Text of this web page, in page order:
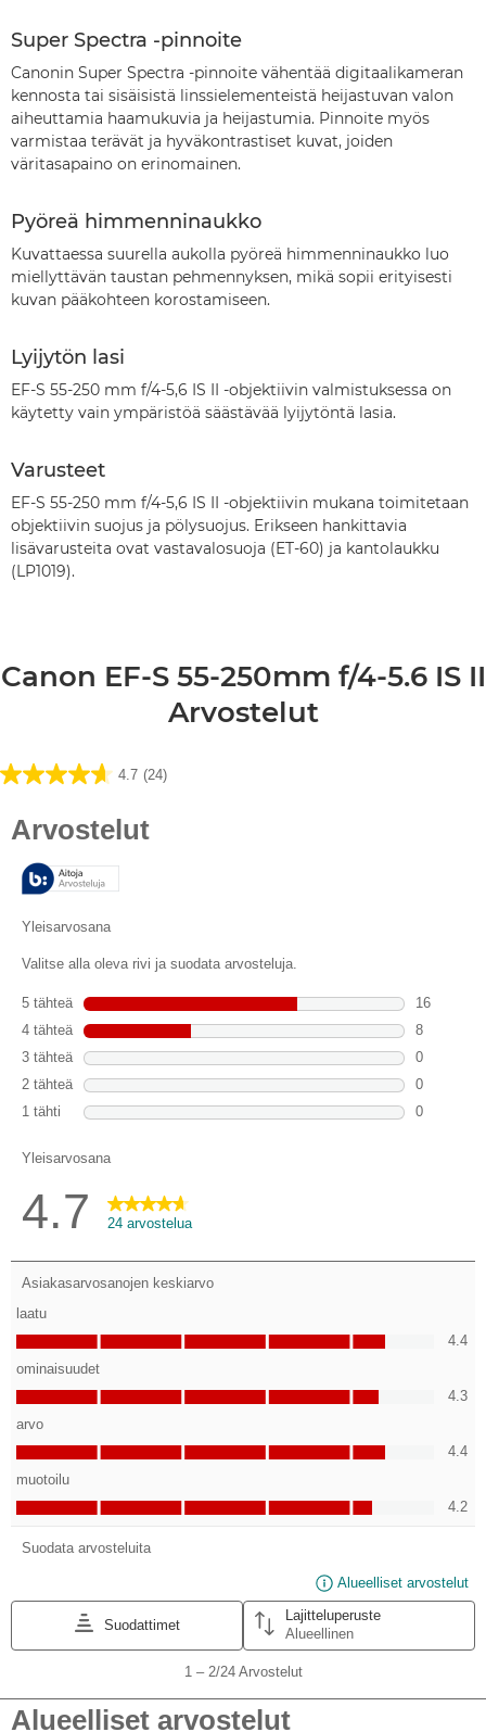
Super Spectra -pinnoite
Canonin Super Spectra -pinnoite vähentää digitaalikameran
kennosta tai sisäisistä linssielementeistä heijastuvan valon
aiheuttamia haamukuvia ja heijastumia. Pinnoite myös
varmistaa terävät ja hyväkontrastiset kuvat, joiden
väritasapaino on erinomainen.
Pyöreä himmenninaukko
Kuvattaessa suurella aukolla pyöreä himmenninaukko luo
miellyttävän taustan pehmennyksen, mikä sopii erityisesti
kuvan pääkohteen korostamiseen.
Lyijytön lasi
EF-S 55-250 mm f/4-5,6 IS II -objektiivin valmistuksessa on
käytetty vain ympäristöä säästävää lyijytöntä lasia.
Varusteet
EF-S 55-250 mm f/4-5,6 IS II -objektiivin mukana toimitetaan
objektiivin suojus ja pölysuojus. Erikseen hankittavia
lisävarusteita ovat vastavalosuoja (ET-60) ja kantolaukku
(LP1019).
Canon EF-S 55-250mm f/4-5.6 IS II
Arvostelut
4.7 (24)
4.7/5
24